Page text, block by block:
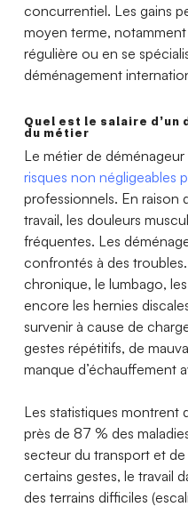
concurrentiel. Les gains
moyen terme,
régulière ou en se
déménagement
Quel est le salaire d’un
du métier
Le métier de
risques non négligeables
professionnels. En raison
travail, les douleurs
fréquentes. Les
confrontés à des
chronique, le lumbago,
encore les hernies
survenir à cause de
gestes répétitifs, de
manque d’échauffement
Les statistiques montrent
près de 87 % des
secteur du transport et
certains gestes, le travail
des terrains difficiles